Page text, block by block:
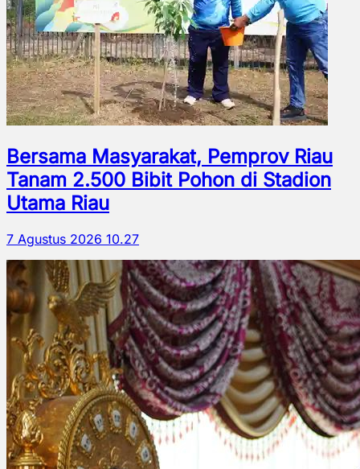
Bersama Masyarakat, Pemprov Riau
Tanam 2.500 Bibit Pohon di Stadion
Utama Riau
7 Agustus 2026 10.27